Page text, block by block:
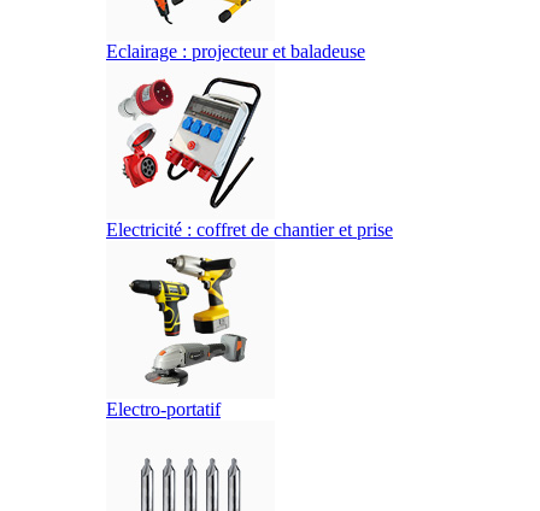
Eclairage : projecteur et baladeuse
Electricité : coffret de chantier et prise
Electro-portatif